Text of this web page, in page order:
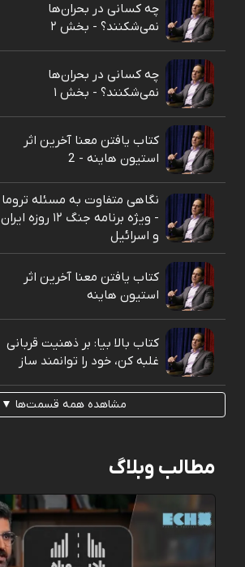
چه کسانی در بحران‌ها
نمی‌شکنند؟ - بخش ۲
چه کسانی در بحران‌ها
نمی‌شکنند؟ - بخش ۱
کتاب یافتن معنا آخرین اثر
استیون هاینه - 2
نگاهی متفاوت به مسئله تروما
- ویژه برنامه جنگ ۱۲ روزه ایران
و اسرائیل
کتاب یافتن معنا آخرین اثر
استیون هاینه
کتاب بالا بیا: بر ذهنیت قربانی
غلبه کن، خود را توانمند ساز
مشاهده همه قسمت‌ها ▼
مطالب وبلاگ